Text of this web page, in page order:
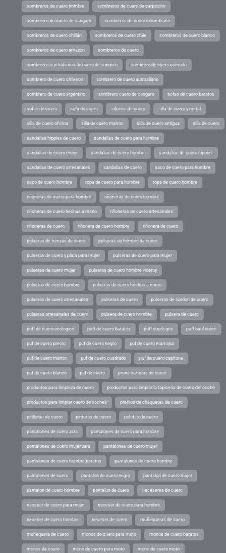
sombreros de cuero hombre sombreros de cuero de carpincho
sombreros de cuero de canguro sombreros de cuero colombiano
sombreros de cuero chillán sombreros de cuero chile sombreros de cuero blanco
sombreros de cuero amazon sombreros de cuero
sombreros australianos de cuero de canguro sombrero de cuero comodo
sombrero de cuero chilenos sombrero de cuero australiano
sombrero de cuero argentino sombrero cuero de canguro sofas de cuero baratos
sofas de cuero sofa de cuero sillones de cuero silla de cuero y metal
silla de cuero oficina silla de cuero marron silla de cuero antigua silla de cuero
sandalias hippies de cuero sandalias de cuero para hombre
sandalias de cuero mujer sandalias de cuero hombre sandalias de cuero hippies
sandalias de cuero artesanales sandalias de cuero saco de cuero para hombre
saco de cuero hombre ropa de cuero para hombre ropa de cuero hombre
riñoneras de cuero para hombre riñoneras de cuero hombre
riñoneras de cuero hechas a mano riñoneras de cuero artesanales
riñoneras de cuero riñonera de cuero hombre riñonera de cuero
pulseras de trenzas de cuero pulseras de hombre de cuero
pulseras de cuero y plata para mujer pulseras de cuero para mujer
pulseras de cuero mujer pulseras de cuero hombre viceroy
pulseras de cuero hombre pulseras de cuero hechas a mano
pulseras de cuero artesanales pulseras de cuero pulseras de cordon de cuero
pulseras artesanales de cuero pulsera de cuero hombre pulsera de cuero
puff de cuero ecologico puff de cuero baratos puff cuero gris puff baul cuero
puf de cuero precio puf de cuero negro puf de cuero marroqui
puf de cuero marron puf de cuero cuadrado puf de cuero capitone
puf de cuero blanco puf de cuero prune carteras de cuero
productos para limpieza de cuero productos para limpiar la tapiceria de cuero del coche
productos para limpiar cuero de coches precios de chaquetas de cuero
pitilleras de cuero pinturas de cuero pelotas de cuero
pantalones de cuero zara pantalones de cuero para hombre
pantalones de cuero mujer zara pantalones de cuero mujer
pantalones de cuero hombre baratos pantalones de cuero hombre
pantalones de cuero pantalon de cuero negro pantalon de cuero mujer
pantalon de cuero hombre pantalon de cuero neceseres de cuero
neceser de cuero para mujer neceser de cuero para hombre
neceser de cuero hombre neceser de cuero muñequeras de cuero
muñequera de cuero monos de cuero para moto monos de cuero baratos
monos de cuero mono de cuero para moto mono de cuero moto